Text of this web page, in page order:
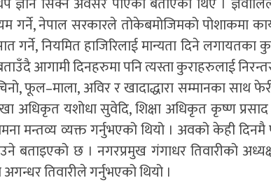
गर्ने, नेपाल सरकारले तोकेबमोजिमको पोशाकमा
गर्ने, नियमित हाजिरिलाई मान्यता दिने
आगामी दिनहरुमा पनि त्यस्ता कुराहरुलाई
फूल–माला, अविर र खादाद्धारा सम्मानका साथ
अधिकृत यशोधा सुवेदि, शिक्षा अधिकृत कृष्ण
मन्तव्य व्यक्त गर्नुभएको थियो । अवको केही दिनमै
बताइएको छ । नगरप्रमुख गंगाधर तिवारीको
तिवारीले गर्नुभएको थियो ।